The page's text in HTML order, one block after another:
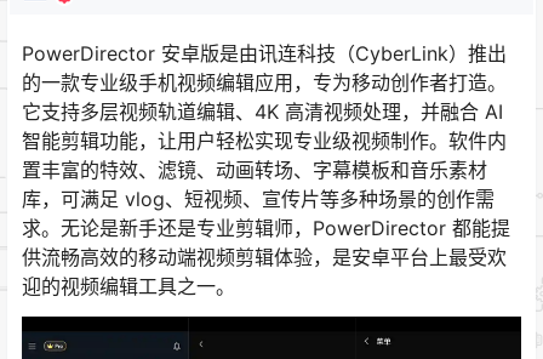
PowerDirector 安卓版是由讯连科技（CyberLink）推出
的一款专业级手机视频编辑应用，专为移动创作者打造。
它支持多层视频轨道编辑、4K 高清视频处理，并融合 AI
智能剪辑功能，让用户轻松实现专业级视频制作。软件内
置丰富的特效、滤镜、动画转场、字幕模板和音乐素材
库，可满足 vlog、短视频、宣传片等多种场景的创作需
求。无论是新手还是专业剪辑师，PowerDirector 都能提
供流畅高效的移动端视频剪辑体验，是安卓平台上最受欢
迎的视频编辑工具之一。